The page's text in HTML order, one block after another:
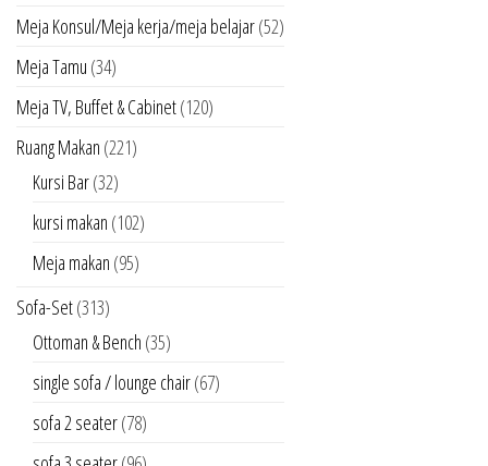
Meja Konsul/Meja kerja/meja belajar(52)
Meja Tamu (34)
Meja TV, Buffet & Cabinet(120)
Ruang Makan (221)
Kursi Bar(32)
kursi makan (102)
Meja makan (95)
Sofa-Set(313)
Ottoman & Bench (35)
single sofa / lounge chair(67)
sofa 2 seater(78)